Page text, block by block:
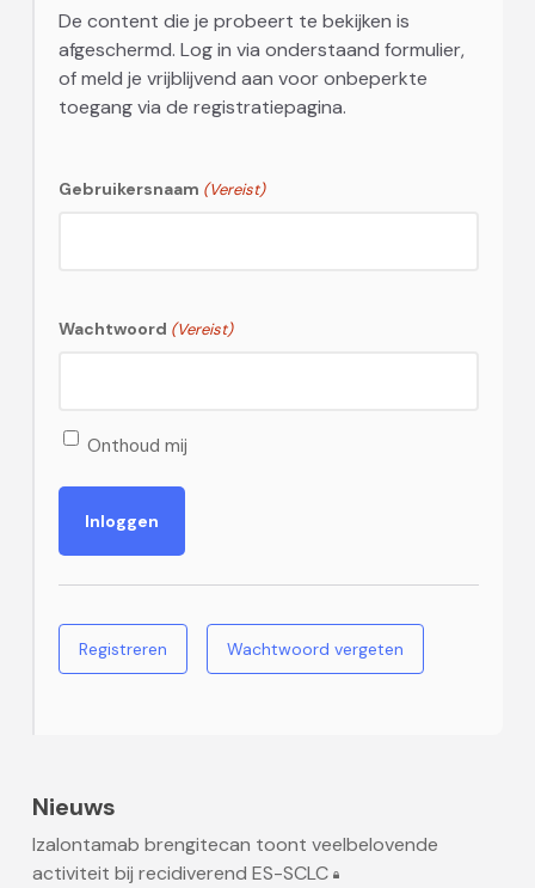
De content die je probeert te bekijken is
afgeschermd. Log in via onderstaand formulier,
of meld je vrijblijvend aan voor onbeperkte
toegang via de registratiepagina.
Gebruikersnaam (Vereist)
Wachtwoord (Vereist)
Onthoud mij
Registreren Wachtwoord vergeten
Nieuws
Izalontamab brengitecan toont veelbelovende
activiteit bij recidiverend ES-SCLC